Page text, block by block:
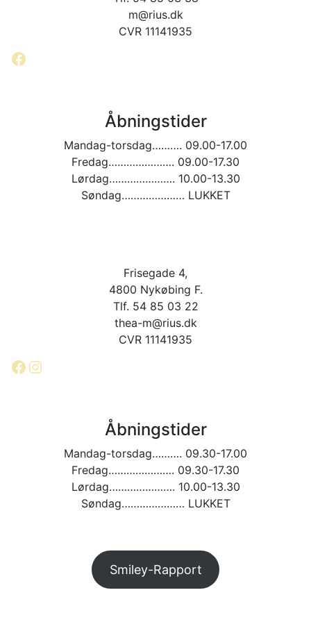
m@rius.dk
CVR 11141935
Facebook
Åbningstider
Mandag-torsdag………. 09.00-17.00
Fredag…………………. 09.00-17.30
Lørdag…………………. 10.00-13.30
Søndag………………… LUKKET
Frisegade 4,
4800 Nykøbing F.
Tlf. 54 85 03 22
thea-m@rius.dk
CVR 11141935
Facebook
Instagram
Åbningstider
Mandag-torsdag………. 09.30-17.00
Fredag…………………. 09.30-17.30
Lørdag…………………. 10.00-13.30
Søndag………………… LUKKET
Smiley-Rapport